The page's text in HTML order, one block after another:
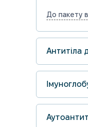
До пакету
Антитіла